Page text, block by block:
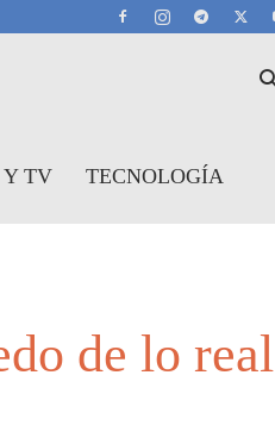
Y TV TECNOLOGÍA
de lo real